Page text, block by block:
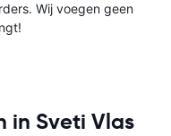
Wij voegen geen
in Sveti Vlas